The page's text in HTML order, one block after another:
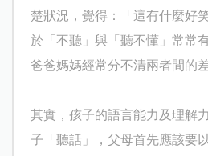
楚狀況，覺得：「這有什麼好
於「不聽」與「聽不懂」常常
爸爸媽媽經常分不清兩者間的差
其實，孩子的語言能力及理解
子「聽話」，父母首先應該要